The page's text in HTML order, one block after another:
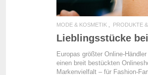
MODE & KOSMETIK PRODUKTE
Lieblingsstücke
Europas größter Online-
einen breit bestückten
Markenvielfalt – für Fashion-